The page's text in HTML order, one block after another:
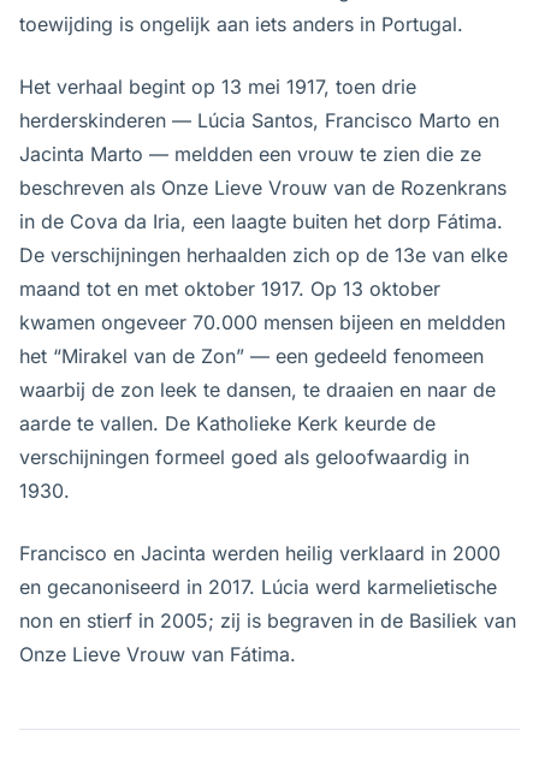
toewijding is ongelijk aan iets anders in Portugal.
Het verhaal begint op 13 mei 1917, toen drie
herderskinderen — Lúcia Santos, Francisco Marto en
Jacinta Marto — meldden een vrouw te zien die ze
beschreven als Onze Lieve Vrouw van de Rozenkrans
in de Cova da Iria, een laagte buiten het dorp Fátima.
De verschijningen herhaalden zich op de 13e van elke
maand tot en met oktober 1917. Op 13 oktober
kwamen ongeveer 70.000 mensen bijeen en meldden
het “Mirakel van de Zon” — een gedeeld fenomeen
waarbij de zon leek te dansen, te draaien en naar de
aarde te vallen. De Katholieke Kerk keurde de
verschijningen formeel goed als geloofwaardig in
1930.
Francisco en Jacinta werden heilig verklaard in 2000
en gecanoniseerd in 2017. Lúcia werd karmelietische
non en stierf in 2005; zij is begraven in de Basiliek van
Onze Lieve Vrouw van Fátima.